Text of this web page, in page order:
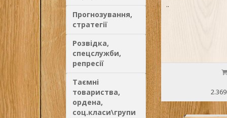
Прогнозування,
стратегії
Розвідка,
спецслужби,
репресії
Таємні
товариства,
ордена,
соц.класи\групи
..